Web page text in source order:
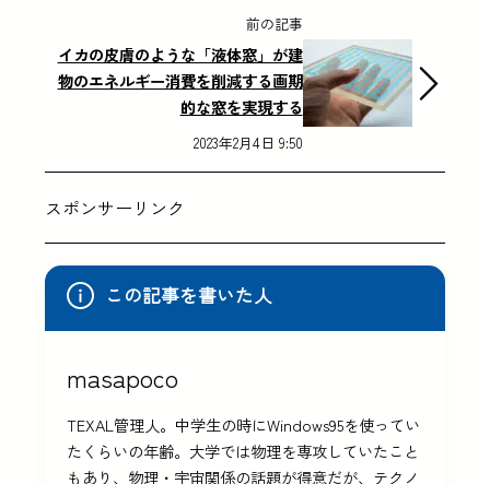
前の記事
イカの皮膚のような「液体窓」が建
物のエネルギー消費を削減する画期
的な窓を実現する
2023年2月4日 9:50
スポンサーリンク
この記事を書いた人
masapoco
TEXAL管理人。中学生の時にWindows95を使ってい
たくらいの年齢。大学では物理を専攻していたこと
もあり、物理・宇宙関係の話題が得意だが、テクノ